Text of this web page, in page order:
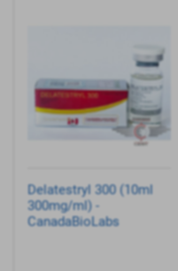
Delatestryl 300 (10ml
300mg/ml) -
CanadaBioLabs